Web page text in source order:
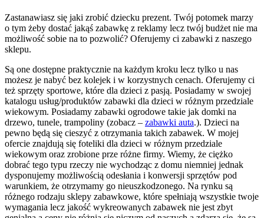
Zastanawiasz się jaki zrobić dziecku prezent. Twój potomek marzy
o tym żeby dostać jakąś zabawkę z reklamy lecz twój budżet nie ma
możliwość sobie na to pozwolić? Oferujemy ci zabawki z naszego
sklepu.
Są one dostępne praktycznie na każdym kroku lecz tylko u nas
możesz je nabyć bez kolejek i w korzystnych cenach. Oferujemy ci
też sprzęty sportowe, które dla dzieci z pasją. Posiadamy w swojej
katalogu usług/produktów zabawki dla dzieci w różnym przedziale
wiekowym. Posiadamy zabawki ogrodowe takie jak domki na
drzewo, tunele, trampoliny (zobacz – zabawki auta.). Dzieci na
pewno będą się cieszyć z otrzymania takich zabawek. W mojej
ofercie znajdują się foteliki dla dzieci w różnym przedziale
wiekowym oraz zrobione prze różne firmy. Wiemy, że ciężko
dobrać tego typu rzeczy nie wychodząc z domu niemniej jednak
dysponujemy możliwością odesłania i konwersji sprzętów pod
warunkiem, że otrzymamy go nieuszkodzonego. Na rynku są
różnego rodzaju sklepy zabawkowe, które spełniają wszystkie twoje
wymagania lecz jakość wykreowanych zabawek nie jest zbyt